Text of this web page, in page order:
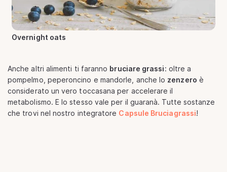
Overnight oats
Anche altri alimenti ti faranno bruciare grassi: oltre a
pompelmo, peperoncino e mandorle, anche lo zenzero è
considerato un vero toccasana per accelerare il
metabolismo. E lo stesso vale per il guaranà. Tutte sostanze
che trovi nel nostro integratore Capsule Bruciagrassi!